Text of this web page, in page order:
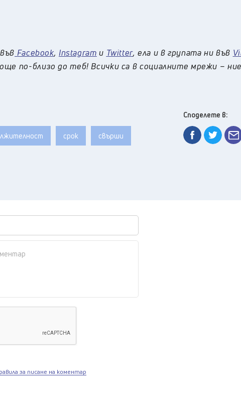
Facebook, Instagram и Twitter, ела и в групата ни във
по-близо до теб! Всички са в социалните мрежи – ние
срок свърши
Споделете в:
за писане на коментар